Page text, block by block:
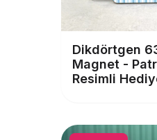
Dikdörtgen
Magnet -
Resimli